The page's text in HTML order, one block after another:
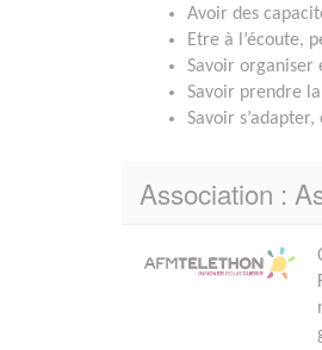
Avoir des
Etre à l’écoute,
Savoir organiser
Savoir prendre
Savoir
Association :